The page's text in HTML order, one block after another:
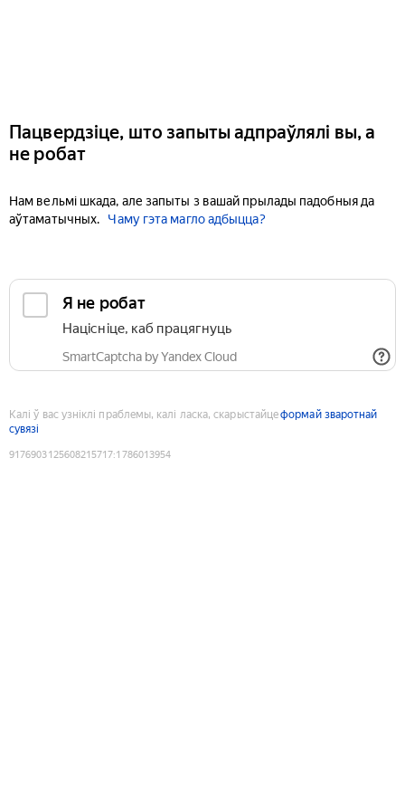
Пацвердзіце, што запыты адпраўлялі вы, а
не робат
Нам вельмі шкада, але запыты з вашай прылады падобныя да
аўтаматычных.
Чаму гэта магло адбыцца?
Я не робат
Націсніце, каб працягнуць
SmartCaptcha by Yandex Cloud
Калі ў вас узніклі праблемы, калі ласка, скарыстайцеформай зваротнай
сувязі
9176903125608215717:1786013954